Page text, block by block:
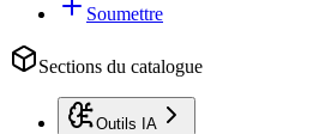
Soumettre
Sections du catalogue
Outils IA